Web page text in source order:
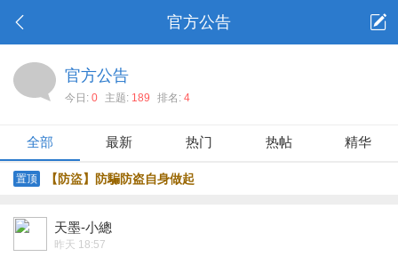
官方公告
官方公告
今日: 0 主题: 189 排名: 4
全部 最新 热门 热帖 精华
置顶 【防盜】防騙防盗自身做起
天墨-小總
昨天 18:57